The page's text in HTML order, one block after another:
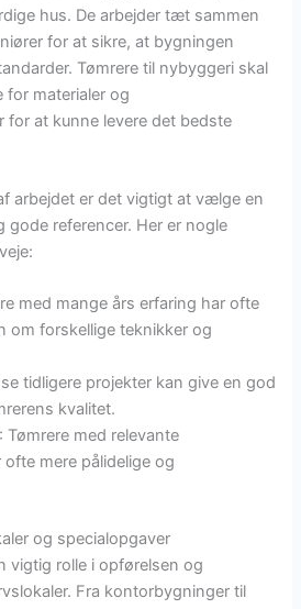
hus. De arbejder tæt sammen
for at sikre, at bygningen
Tømrere til nybyggeri skal
for materialer og
at kunne levere det bedste
arbejdet er det vigtigt at vælge en
gode referencer. Her er nogle
med mange års erfaring har ofte
om forskellige teknikker og
tidligere projekter kan give en god
kvalitet.
: Tømrere med relevante
mere pålidelige og
og specialopgaver
vigtig rolle i opførelsen og
Fra kontorbygninger til